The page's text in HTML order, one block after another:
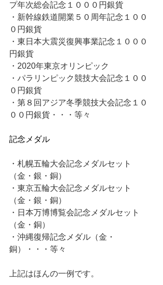
プ年次総会記念１０００円銀貨
・新幹線鉄道開業５０周年記念１００
０円銀貨
・東日本大震災復興事業記念１０００
円銀貨
・2020年東京オリンピック
・パラリンピック競技大会記念１００
０円銀貨
・第８回アジア冬季競技大会記念１０
００円銀貨・・・等々
記念メダル
・札幌五輪大会記念メダルセット
（金・銀・銅）
・東京五輪大会記念メダルセット
（金・銀・銅）
・日本万博博覧会記念メダルセット
（金・銅）
・沖縄復帰記念メダル（金・
銅）・・・等々
上記はほんの一例です。